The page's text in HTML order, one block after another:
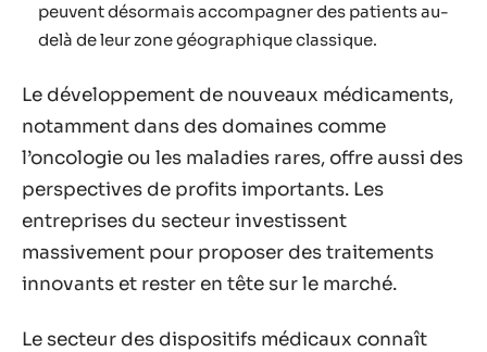
peuvent désormais accompagner des patients au-
delà de leur zone géographique classique.
Le développement de nouveaux médicaments,
notamment dans des domaines comme
l’oncologie ou les maladies rares, offre aussi des
perspectives de profits importants. Les
entreprises du secteur investissent
massivement pour proposer des traitements
innovants et rester en tête sur le marché.
Le secteur des dispositifs médicaux connaît